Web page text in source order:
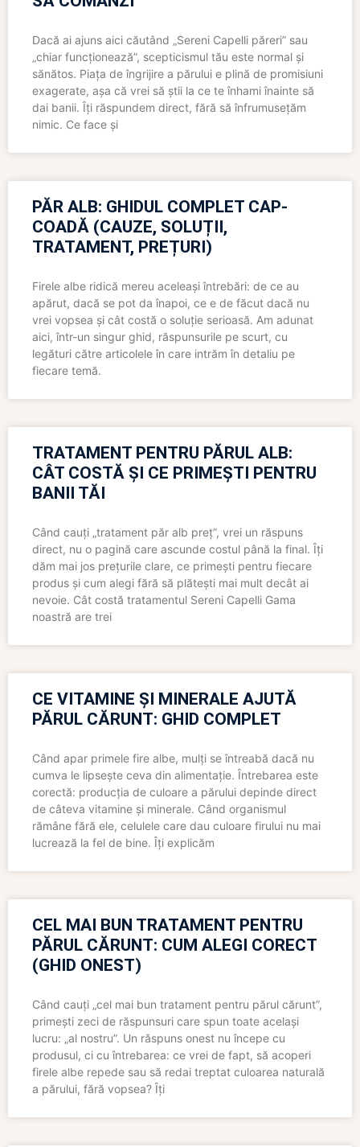
Dacă ai ajuns aici căutând „Sereni Capelli păreri” sau
„chiar funcționează”, scepticismul tău este normal și
sănătos. Piața de îngrijire a părului e plină de promisiuni
exagerate, așa că vrei să știi la ce te înhami înainte să
dai banii. Îți răspundem direct, fără să înfrumusețăm
nimic. Ce face și
PĂR ALB: GHIDUL COMPLET CAP-
COADĂ (CAUZE, SOLUȚII,
TRATAMENT, PREȚURI)
Firele albe ridică mereu aceleași întrebări: de ce au
apărut, dacă se pot da înapoi, ce e de făcut dacă nu
vrei vopsea și cât costă o soluție serioasă. Am adunat
aici, într-un singur ghid, răspunsurile pe scurt, cu
legături către articolele în care intrăm în detaliu pe
fiecare temă.
TRATAMENT PENTRU PĂRUL ALB:
CÂT COSTĂ ȘI CE PRIMEȘTI PENTRU
BANII TĂI
Când cauți „tratament păr alb preț”, vrei un răspuns
direct, nu o pagină care ascunde costul până la final. Îți
dăm mai jos prețurile clare, ce primești pentru fiecare
produs și cum alegi fără să plătești mai mult decât ai
nevoie. Cât costă tratamentul Sereni Capelli Gama
noastră are trei
CE VITAMINE ȘI MINERALE AJUTĂ
PĂRUL CĂRUNT: GHID COMPLET
Când apar primele fire albe, mulți se întreabă dacă nu
cumva le lipsește ceva din alimentație. Întrebarea este
corectă: producția de culoare a părului depinde direct
de câteva vitamine și minerale. Când organismul
rămâne fără ele, celulele care dau culoare firului nu mai
lucrează la fel de bine. Îți explicăm
CEL MAI BUN TRATAMENT PENTRU
PĂRUL CĂRUNT: CUM ALEGI CORECT
(GHID ONEST)
Când cauți „cel mai bun tratament pentru părul cărunt”,
primești zeci de răspunsuri care spun toate același
lucru: „al nostru”. Un răspuns onest nu începe cu
produsul, ci cu întrebarea: ce vrei de fapt, să acoperi
firele albe repede sau să redai treptat culoarea naturală
a părului, fără vopsea? Îți